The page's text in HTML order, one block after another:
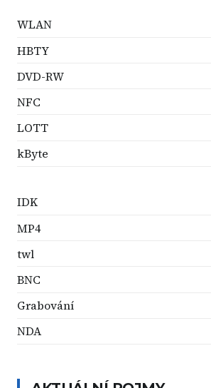
WLAN
HBTY
DVD-RW
NFC
LOTT
kByte
IDK
MP4
twl
BNC
Grabování
NDA